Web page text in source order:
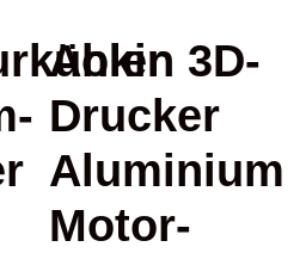
Aokin 3D-
Drucker
Aluminium
Motor-